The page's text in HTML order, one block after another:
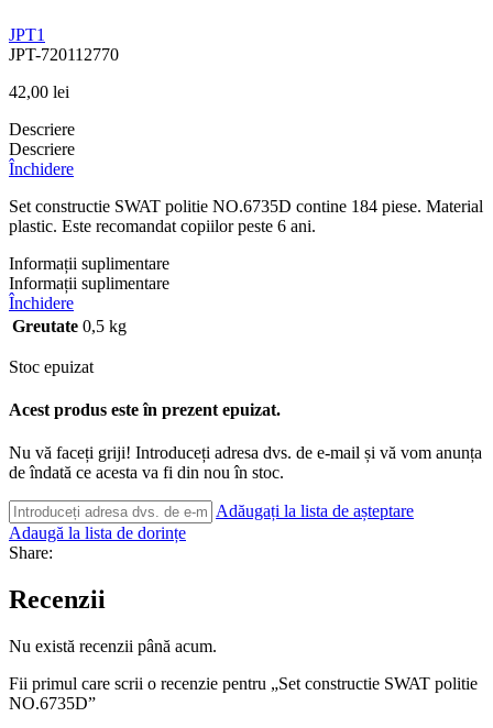
JPT1
JPT-720112770
42,00 lei
Descriere
Descriere
Închidere
Set constructie SWAT politie NO.6735D contine 184 piese. Material
plastic. Este recomandat copiilor peste 6 ani.
Informații suplimentare
Informații suplimentare
Închidere
Greutate 0,5 kg
Stoc epuizat
Acest produs este în prezent epuizat.
Nu vă faceți griji! Introduceți adresa dvs. de e-mail și vă vom anunța
de îndată ce acesta va fi din nou în stoc.
Adăugați la lista de așteptare
Adaugă la lista de dorințe
Share:
Recenzii
Nu există recenzii până acum.
Fii primul care scrii o recenzie pentru „Set constructie SWAT politie
NO.6735D”